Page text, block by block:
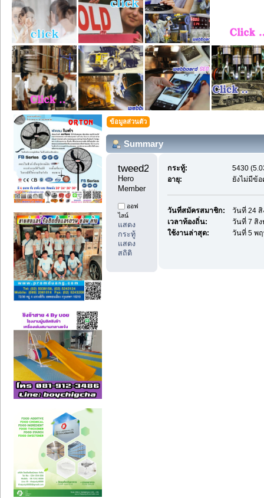
ข้อมูลส่วนตัว
Summary
Hero
Member
ออฟ
ไลน์
แสดง
กระทู้
แสดง
สถิติ
กระทู้:
5430
อายุ:
ยังไม่มีข้
วันที่สมัครสมาชิก:
วันที่ 24 สิ
เวลาท้องถิ่น:
วันที่ 7 สิง
ใช้งานล่าสุด:
วันที่ 5 พ